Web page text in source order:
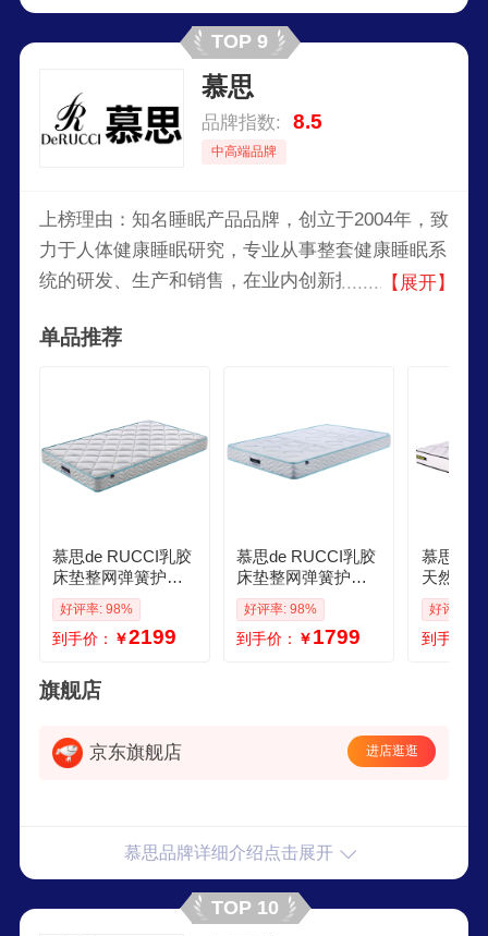
TOP 9
慕思
品牌指数: 8.5
中高端品牌
上榜理由：知名睡眠产品品牌，创立于2004年，致
力于人体健康睡眠研究，专业从事整套健康睡眠系
统的研发、生产和销售，在业内创新打造了“量身
睡眠体验馆已覆盖全球20多个国家和地区，为千万
【展开】
单品推荐
慕思de RUCCI乳胶
床垫整网弹簧护脊
儿童床垫软硬双面
可用有氧睡152m软
硬适中
好评率: 98%
到手价： ￥2199
慕思de RUCCI乳胶
床垫整网弹簧护脊
儿童床垫双面可用
有氧睡1219米软硬
适中
好评率: 98%
到手价： ￥1799
慕思de
天然乳
独立筒
睡床垫
偏硬
好评率:
到手价：
旗舰店
京东旗舰店 进店逛逛
慕思品牌详细介绍点击展开
TOP 10